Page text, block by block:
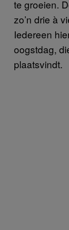
te groeien.
zo’n drie à
Iedereen
oogstdag,
plaatsvindt.